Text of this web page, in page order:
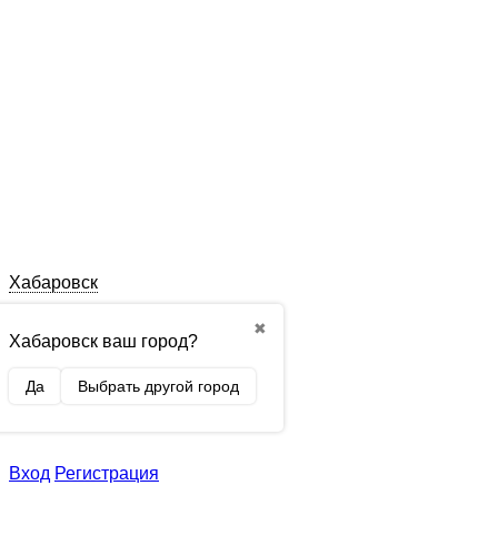
Хабаровск
✖
Хабаровск ваш город?
Да Выбрать другой город
Вход Регистрация